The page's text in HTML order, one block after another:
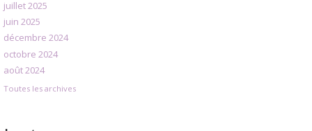
juillet 2025
juin 2025
décembre 2024
octobre 2024
août 2024
Toutes les archives